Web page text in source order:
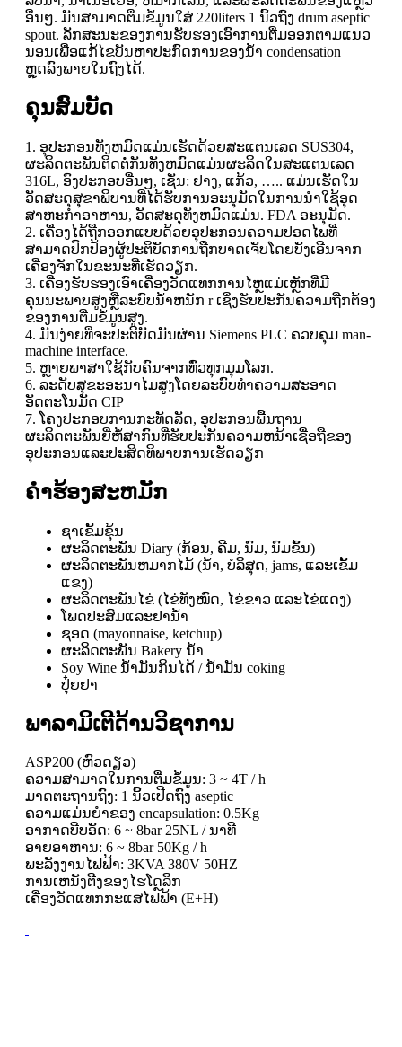
ອື່ນໆ. ມັນ​ສາ​ມາດ​ຕື່ມ​ຂໍ້​ມູນ​ໃສ່ 220liters 1 ນິ້ວ​ຖົງ drum aseptic
spout. ລັກສະນະຂອງການຮັບຮອງເອົາການຕື່ມອອກຕາມແນວ
ນອນເພື່ອແກ້ໄຂບັນຫາປະກົດການຂອງນ້ໍາ condensation
ຫຼຸດລົງພາຍໃນຖົງໄດ້.
ຄຸນສົມບັດ
1. ອຸປະກອນທັງຫມົດແມ່ນເຮັດດ້ວຍສະແຕນເລດ SUS304,
ຜະລິດຕະພັນຕິດຕໍ່ກັນທັງຫມົດແມ່ນຜະລິດໃນສະແຕນເລດ
316L, ອົງປະກອບອື່ນໆ, ເຊັ່ນ: ຢາງ, ແກ້ວ, ….. ແມ່ນເຮັດໃນ
ວັດສະດຸສຸຂາພິບານທີ່ໄດ້ຮັບການອະນຸມັດໃນການນໍາໃຊ້ອຸດ
ສາຫະກໍາອາຫານ, ວັດສະດຸທັງຫມົດແມ່ນ. FDA ອະນຸມັດ.
2. ເຄື່ອງໄດ້ຖືກອອກແບບດ້ວຍອຸປະກອນຄວາມປອດໄພທີ່
ສາມາດປົກປ້ອງຜູ້ປະຕິບັດການຖືກບາດເຈັບໂດຍບັງເອີນຈາກ
ເຄື່ອງຈັກໃນຂະນະທີ່ເຮັດວຽກ.
3. ເຄື່ອງຮັບຮອງເອົາເຄື່ອງວັດແທກການໄຫຼແມ່ເຫຼັກທີ່ມີ
ຄຸນນະພາບສູງຫຼືລະບົບນ້ໍາຫນັກ r ເຊິ່ງຮັບປະກັນຄວາມຖືກຕ້ອງ
ຂອງການຕື່ມຂໍ້ມູນສູງ.
4. ມັນງ່າຍທີ່ຈະປະຕິບັດມັນຜ່ານ Siemens PLC ຄວບຄຸມ man-
machine interface.
5. ຫຼາຍພາສາໃຊ້ກັບຄົນຈາກທົ່ວທຸກມຸມໂລກ.
6. ລະດັບສຸຂະອະນາໄມສູງໂດຍລະບົບທໍາຄວາມສະອາດ
ອັດຕະໂນມັດ CIP
7. ໂຄງປະກອບການກະທັດລັດ, ອຸປະກອນພື້ນຖານ
ຜະລິດຕະພັນຍີ່ຫໍ້ສາກົນທີ່ຮັບປະກັນຄວາມຫນ້າເຊື່ອຖືຂອງ
ອຸປະກອນແລະປະສິດທິພາບການເຮັດວຽກ
ຄໍາຮ້ອງສະຫມັກ
ຊາເຂັ້ມຂຸ້ນ
ຜະລິດຕະພັນ Diary (ກ້ອນ, ຄີມ, ນົມ, ນົມຂົ້ນ)
ຜະ​ລິດ​ຕະ​ພັນ​ຫມາກ​ໄມ້ (ນ​້​ໍ​າ​, ບໍ​ລິ​ສຸດ​, jams​, ແລະ​ເຂັ້ມ​
ແຂງ​)
ຜະລິດຕະພັນໄຂ່ (ໄຂ່ທັງໝົດ, ໄຂ່ຂາວ ແລະໄຂ່ແດງ)
ໂພດປະສົມແລະຢານ້ໍາ
ຊອດ (mayonnaise, ketchup)
ຜະລິດຕະພັນ Bakery ນ້ໍາ
Soy Wine ນ້ໍາມັນກິນໄດ້ / ນ້ໍາມັນ coking
ປຸ໋ຍຢາ
ພາລາມິເຕີດ້ານວິຊາການ
ASP200 (ຫົວດຽວ)
ຄວາມສາມາດໃນການຕື່ມຂໍ້ມູນ: 3 ~ 4T / h
ມາດຕະຖານຖົງ: 1 ນິ້ວເປີດຖົງ aseptic
ຄວາມແມ່ນຍໍາຂອງ encapsulation: 0.5Kg
ອາກາດບີບອັດ: 6 ~ 8bar 25NL / ນາທີ
ອາຍອາຫານ: 6 ~ 8bar 50Kg / h
ພະລັງງານໄຟຟ້າ: 3KVA 380V 50HZ
ການເຫນັງຕີງຂອງໄຮໂດຼລິກ
ເຄື່ອງວັດແທກກະແສໄຟຟ້າ (E+H)